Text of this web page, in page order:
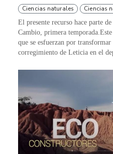
Ciencias naturales Ciencias
El presente recurso hace parte
Cambio, primera
que se esfuerzan por
corregimiento de Leticia en el